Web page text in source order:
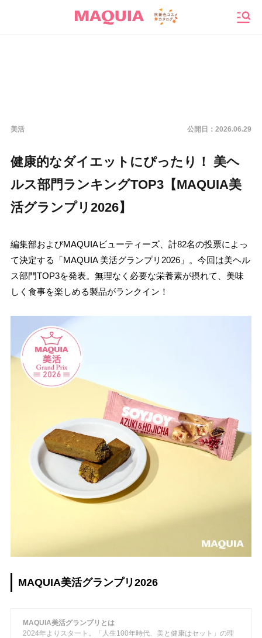
美活 公開日： 2026.06.29
健康的なダイエットにぴったり！ 美ヘ
ルス部門ランキングTOP3【MAQUIA美
活グランプリ2026】
編集部およびMAQUIAビューティーズ、計82名の投票によっ
て決定する「MAQUIA 美活グランプリ2026」。今回は美ヘル
ス部門TOP3を発表。無理なく必要な栄養素が摂れて、美味
しく食事を楽しめる製品がランクイン！
MAQUIA美活グランプリ2026
MAQUIA美活グランプリとは
2024年よりスタート。「人生100年時代、美と健康はセット」の理